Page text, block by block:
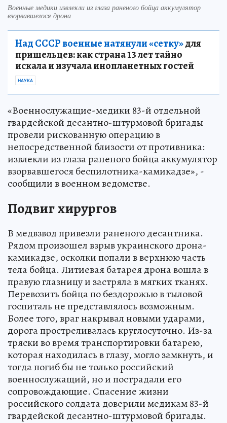
Военные медики извлекли из глаза раненого бойца аккумулятор
взорвавшегося дрона
Над СССР военные натянули «сетку»для
пришельцев: как страна 13 лет тайно
искала и изучала инопланетных гостей
НАУКА
«Военнослужащие-медики 83-й отдельной
гвардейской десантно-штурмовой бригады
провели рискованную операцию в
непосредственной близости от противника:
извлекли из глаза раненого бойца аккумулятор
взорвавшегося беспилотника-камикадзе», -
сообщили в военном ведомстве.
Подвиг хирургов
В медвзвод привезли раненого десантника.
Рядом произошел взрыв украинского дрона-
камикадзе, осколки попали в верхнюю часть
тела бойца. Литиевая батарея дрона вошла в
правую глазницу и застряла в мягких тканях.
Перевозить бойца по бездорожью в тыловой
госпиталь не представлялось возможным.
Более того, враг накрывал новыми ударами,
дорога простреливалась круглосуточно. Из-за
тряски во время транспортировки батарею,
которая находилась в глазу, могло замкнуть, и
тогда погиб бы не только российский
военнослужащий, но и пострадали его
сопровождающие. Спасение жизни
российского солдата доверили медикам 83-й
гвардейской десантно-штурмовой бригады.